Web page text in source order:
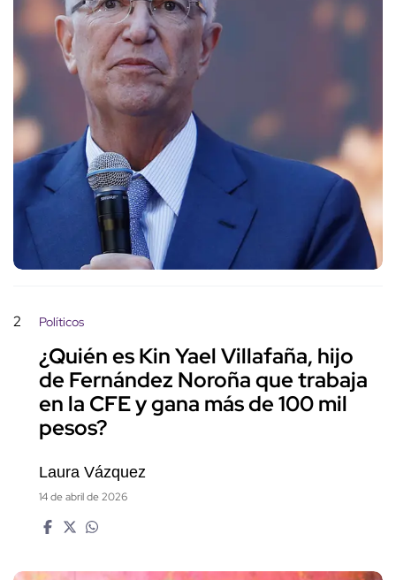
2 Políticos
¿Quién es Kin Yael Villafaña, hijo
de Fernández Noroña que trabaja
en la CFE y gana más de 100 mil
pesos?
Laura Vázquez
14 de abril de 2026